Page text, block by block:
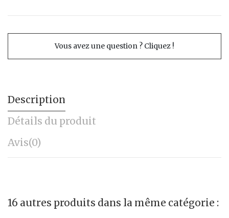
Vous avez une question ? Cliquez !
Description
Détails du produit
Avis(0)
16 autres produits dans la même catégorie :